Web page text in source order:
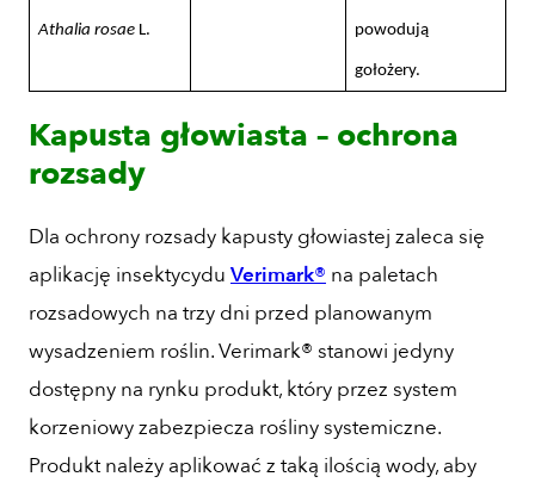
Athalia rosae L. powodują
gołożery.
Kapusta głowiasta – ochrona
rozsady
Dla ochrony rozsady kapusty głowiastej zaleca się
aplikację insektycydu Verimark® na paletach
rozsadowych na trzy dni przed planowanym
wysadzeniem roślin. Verimark® stanowi jedyny
dostępny na rynku produkt, który przez system
korzeniowy zabezpiecza rośliny systemiczne.
Produkt należy aplikować z taką ilością wody, aby